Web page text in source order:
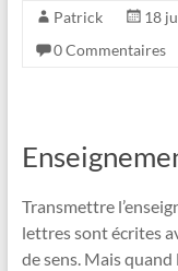
Patrick 18
0 Commentaires
Transmettre
lettres sont écrites
de sens. Mais